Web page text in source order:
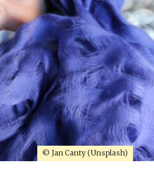
© Jan Canty (Unsplash)